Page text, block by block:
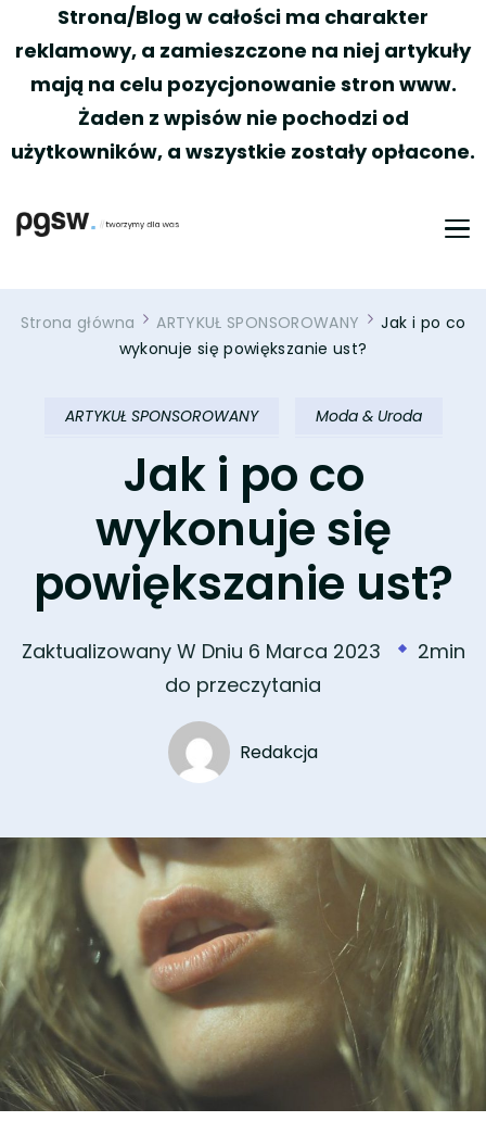
Strona/Blog w całości ma charakter
reklamowy, a zamieszczone na niej artykuły
mają na celu pozycjonowanie stron www.
Żaden z wpisów nie pochodzi od
użytkowników, a wszystkie zostały opłacone.
Strona główna ARTYKUŁ SPONSOROWANY
Jak i po co
wykonuje się powiększanie ust?
ARTYKUŁ SPONSOROWANY Moda & Uroda
Jak i po co
wykonuje się
powiększanie ust?
Zaktualizowany W Dniu 6 Marca 2023
2min
do przeczytania
Redakcja